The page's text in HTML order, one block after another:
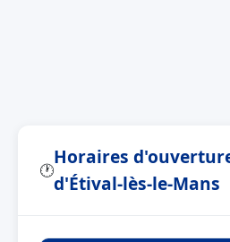
🕐
Horaires
d'Étival-lès-le-Mans